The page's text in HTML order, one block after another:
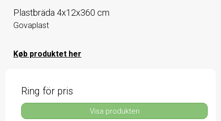
Plastbräda 4x12x360 cm
Govaplast
Køb produktet her
Ring för pris
Visa produkten